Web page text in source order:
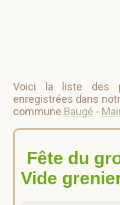
Voici la liste des
enregistrées dans
commune Baugé -
Fête du gros Croissant et
Vide